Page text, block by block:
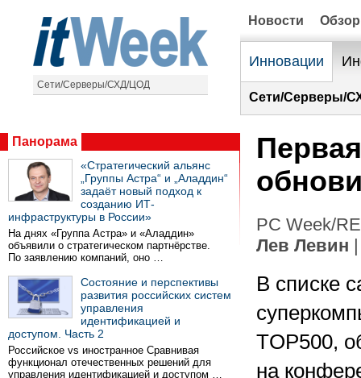
Сети/Серверы/СХД/ЦОД
Новости
Инновации
Сети/Серверы/
Панорама
«Стратегический альянс
„Группы Астра“ и „Аладдин“
задаёт новый подход к
созданию ИТ-
инфраструктуры в России»
На днях «Группа Астра» и «Аладдин»
объявили о стратегическом партнёрстве.
По заявлению компаний, оно …
Состояние и перспективы
развития российских систем
управления
идентификацией и
доступом. Часть 2
Российское vs иностранное Сравнивая
функционал отечественных решений для
управления идентификацией и доступом …
PC Week/
Лев Левин
В списке
TOP500,
на